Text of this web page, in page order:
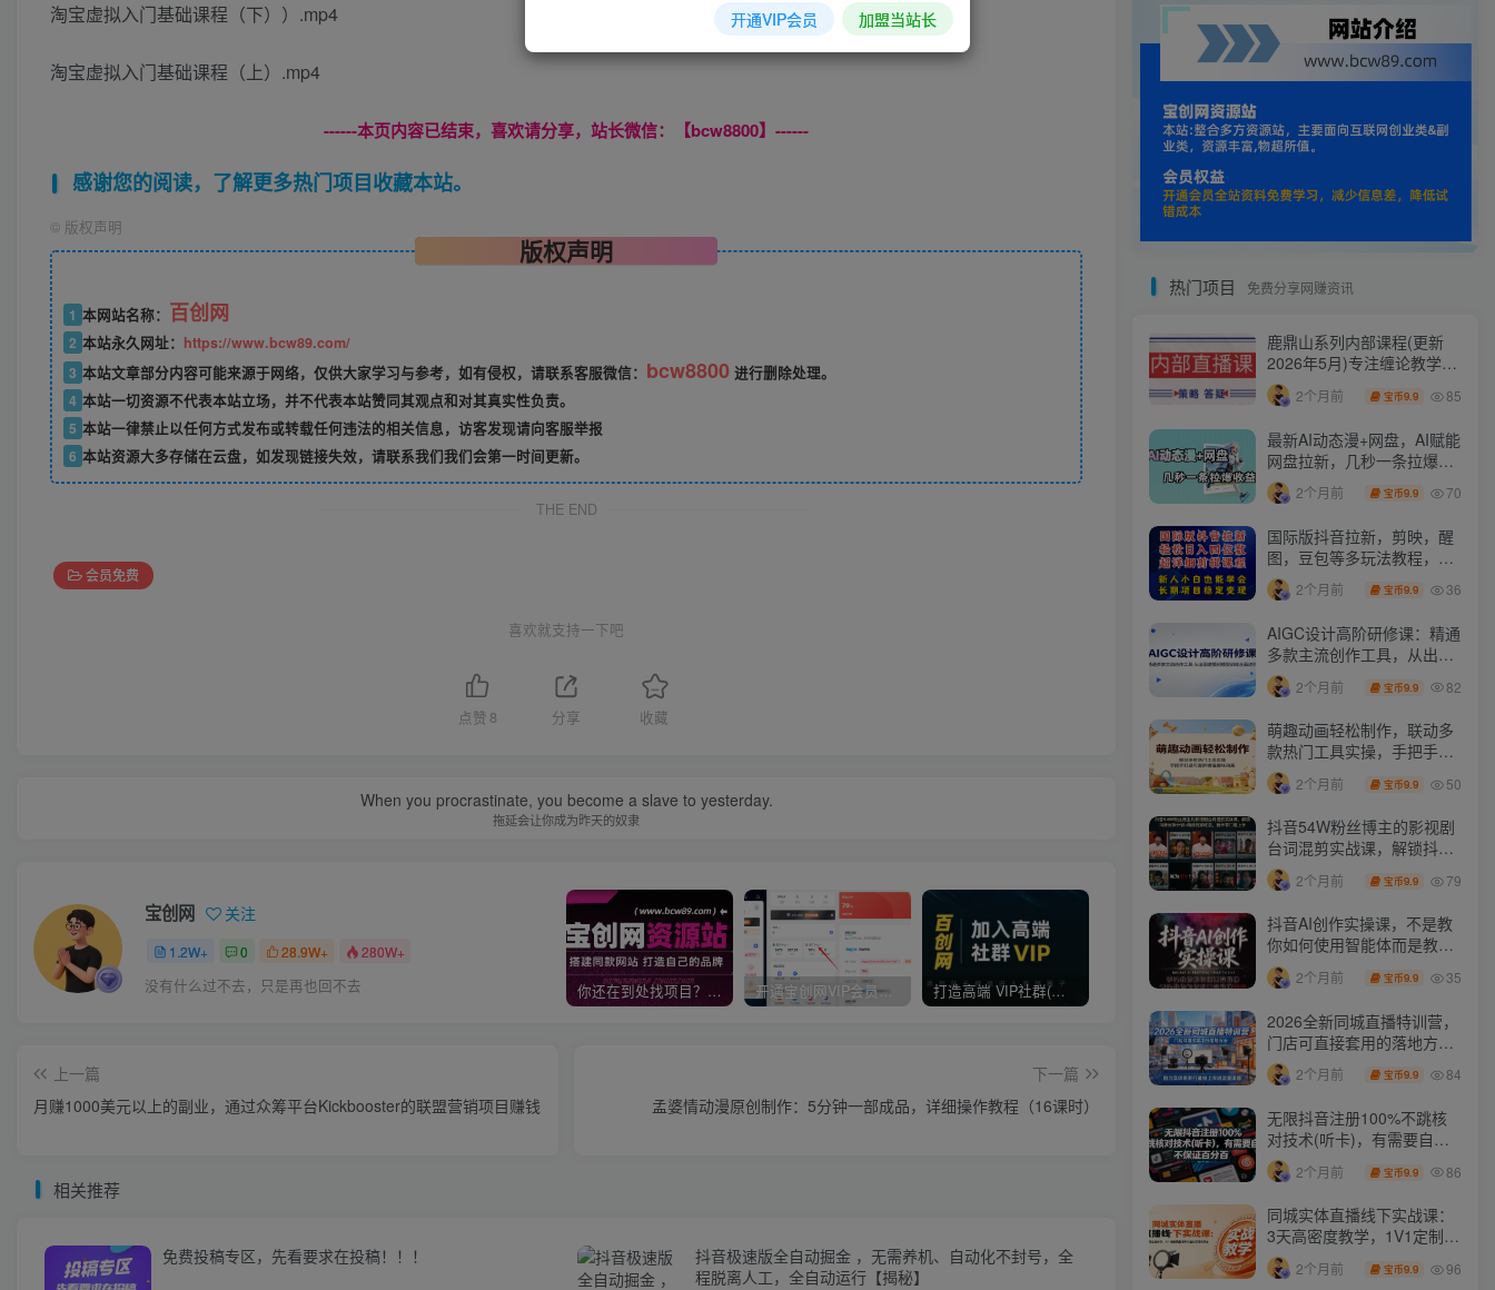
淘宝虚拟入门基础课程（下））.mp4
淘宝虚拟入门基础课程（上）.mp4
------本页内容已结束，喜欢请分享，站长微信：【bcw8800】------
感谢您的阅读，了解更多热门项目收藏本站。
© 版权声明
版权声明
1 本网站名称： 百创网
2 本站永久网址： https://www.bcw89.com/
3 本站文章部分内容可能来源于网络，仅供大家学习与参考，如有侵权，请联系客服微信： bcw8800 进行删除处理。
4 本站一切资源不代表本站立场，并不代表本站赞同其观点和对其真实性负责。
5 本站一律禁止以任何方式发布或转载任何违法的相关信息，访客发现请向客服举报
6 本站资源大多存储在云盘，如发现链接失效，请联系我们我们会第一时间更新。
THE END
会员免费
喜欢就支持一下吧
点赞 8 分享 收藏
When you procrastinate, you become a slave to yesterday.
拖延会让你成为昨天的奴隶
宝创网 关注
1.2W+ 0 28.9W+ 280W+
没有什么过不去，只是再也回不去 你还在到处找项目？还在当韭菜？我靠卖项目一个月收入5万+，曾经我也是个失败者。 开通宝创网VIP会员，尊享全站资源免费下载，享70%的推广提成！！【限时五折优惠】 打造高端 VIP社群(社群仅对网站用户开放) 最新无水印课程资源 长期更新
上一篇
月赚1000美元以上的副业，通过众筹平台Kickbooster的联盟营销项目赚钱
下一篇
孟婆情动漫原创制作：5分钟一部成品，详细操作教程（16课时）
相关推荐
免费投稿专区，先看要求在投稿！！！
抖音极速版全自动掘金 ，无需养机、自动化不封号，全
程脱离人工，全自动运行【揭秘】
热门项目 免费分享网赚资讯
鹿鼎山系列内部课程(更新
2026年5月)专注缠论教学，
行情分析、学习答疑、机会
提示、实操讲解
2个月前 宝币9.9 85
最新AI动态漫+网盘，AI赋能
网盘拉新，几秒一条拉爆收
益
2个月前 宝币9.9 70
国际版抖音拉新，剪映，醒
图，豆包等多玩法教程，长
期可做的项目，轻松日入四
位数，深度揭秘玩法，干就
2个月前 宝币9.9 36
AIGC设计高阶研修课：精通
多款主流创作工具，从出图
建模到模型训练全面进阶
2个月前 宝币9.9 82
萌趣动画轻松制作，联动多
款热门工具实操，手把手打
造可爱胖橘猫趣味动画
2个月前 宝币9.9 50
抖音54W粉丝博主的影视剧
台词混剪实战课，解锁抖音
伙伴计划+精选独家收益，
新手零门槛上手
2个月前 宝币9.9 79
抖音AI创作实操课，不是教
你如何使用智能体而是教你
如何利用智能体变现(更新5
月) 2个月前 宝币9.9 35
2026全新同城直播特训营，
门店可直接套用的落地方
法，助力实体商家打通线上
同城流量渠道
2个月前 宝币9.9 84
无限抖音注册100%不跳核
对技术(听卡)，有需要自
测，不保证百分百
2个月前 宝币9.9 86
同城实体直播线下实战课：
3天高密度教学，1V1定制货
盘话术快速实现同城爆店
2个月前 宝币9.9 96
开通VIP会员 加盟当站长